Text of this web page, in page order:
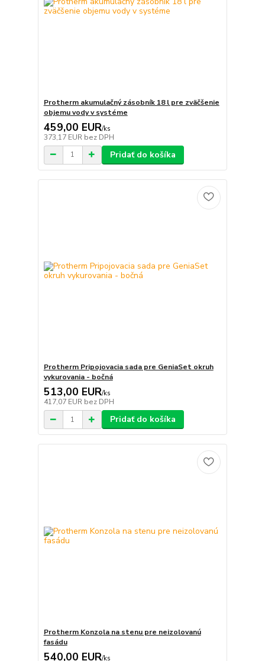
Protherm akumulačný zásobník 18 l pre zväčšenie
objemu vody v systéme
459,00 EUR/ks
373,17 EUR bez DPH
Pridať do košíka
Protherm Pripojovacia sada pre GeniaSet okruh
vykurovania - bočná
513,00 EUR/ks
417,07 EUR bez DPH
Pridať do košíka
Protherm Konzola na stenu pre neizolovanú
fasádu
540,00 EUR/ks